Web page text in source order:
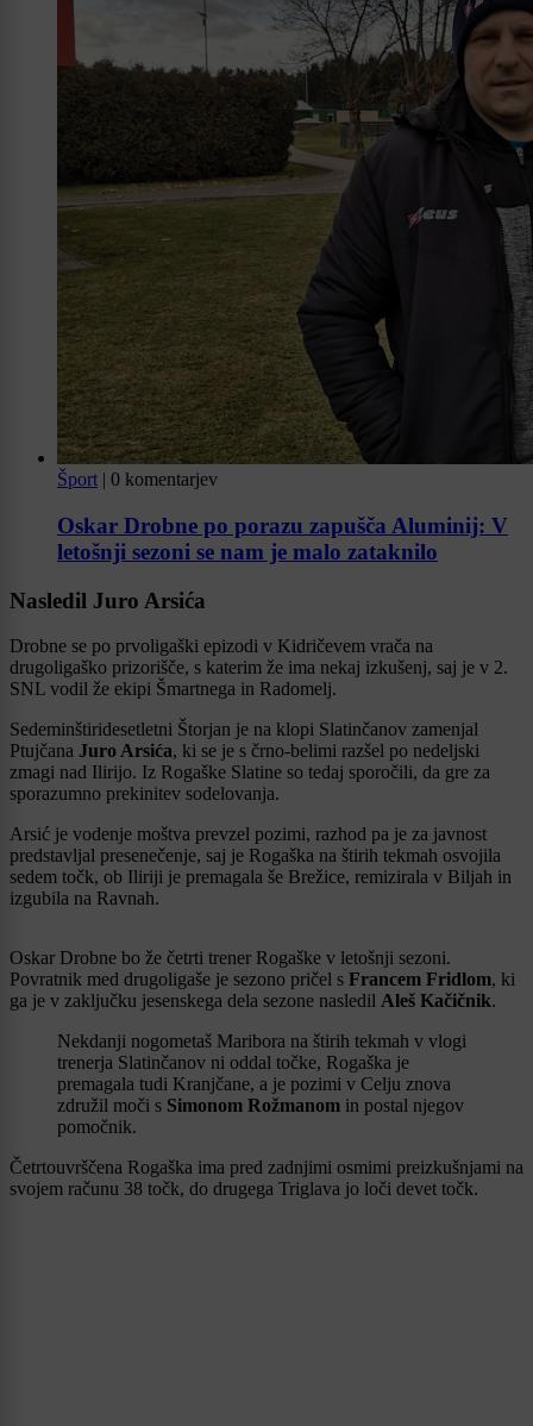
Šport | 0 komentarjev
Oskar Drobne po porazu zapušča Aluminij: V
letošnji sezoni se nam je malo zataknilo
Nasledil Juro Arsića
Drobne se po prvoligaški epizodi v Kidričevem vrača na
drugoligaško prizorišče, s katerim že ima nekaj izkušenj, saj je v 2.
SNL vodil že ekipi Šmartnega in Radomelj.
Sedeminštiridesetletni Štorjan je na klopi Slatinčanov zamenjal
Ptujčana Juro Arsića, ki se je s črno-belimi razšel po nedeljski
zmagi nad Ilirijo. Iz Rogaške Slatine so tedaj sporočili, da gre za
sporazumno prekinitev sodelovanja.
Arsić je vodenje moštva prevzel pozimi, razhod pa je za javnost
predstavljal presenečenje, saj je Rogaška na štirih tekmah osvojila
sedem točk, ob Iliriji je premagala še Brežice, remizirala v Biljah in
izgubila na Ravnah.
Oskar Drobne bo že četrti trener Rogaške v letošnji sezoni.
Povratnik med drugoligaše je sezono pričel s Francem Fridlom, ki
ga je v zaključku jesenskega dela sezone nasledil Aleš Kačičnik.
Nekdanji nogometaš Maribora na štirih tekmah v vlogi
trenerja Slatinčanov ni oddal točke, Rogaška je
premagala tudi Kranjčane, a je pozimi v Celju znova
združil moči s Simonom Rožmanom in postal njegov
pomočnik.
Četrtouvrščena Rogaška ima pred zadnjimi osmimi preizkušnjami na
svojem računu 38 točk, do drugega Triglava jo loči devet točk.